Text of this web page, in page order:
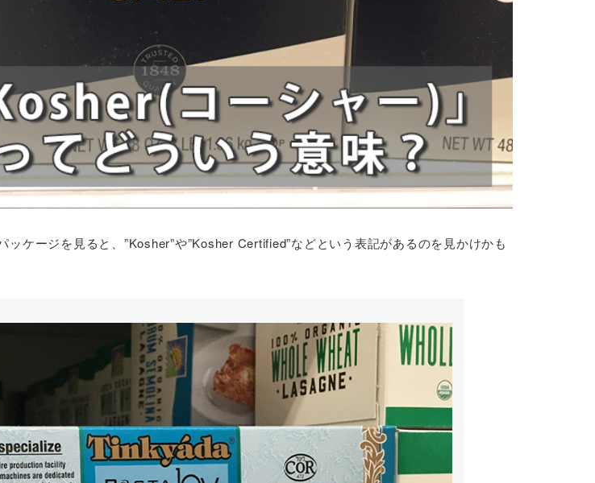
ッケージを見ると、”Kosher”や”Kosher Certified”などという表記があるのを見かけかも